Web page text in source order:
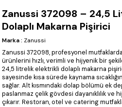
Zanussi 372098 – 24,5
Dolaplı Makarna Pişirici
Marka : Zanussi
Zanussi 372098, profesyonel
ürünlerini hızlı, verimli ve hijyenik bir
24,5 litrelik elektrikli dolaplı makarna
sayesinde kısa sürede kaynama
sağlar. Alt kısmındaki dolap bölümü ek
paslanmaz çelik gövdesi dayanıklılık ve
çıkarır. Restoran, otel ve catering